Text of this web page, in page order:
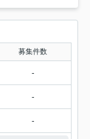
募集件数
-
-
-